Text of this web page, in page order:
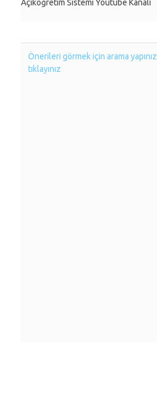
Açıköğretim Sistemi Youtube Kanalı
Önerileri görmek için arama
tıklayınız